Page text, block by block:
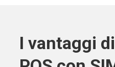
I vantaggi